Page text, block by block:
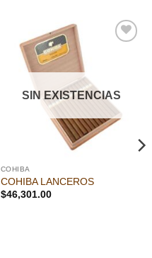
SIN EXISTENCIAS
COHIBA
COHIBA LANCEROS
$46,301.00